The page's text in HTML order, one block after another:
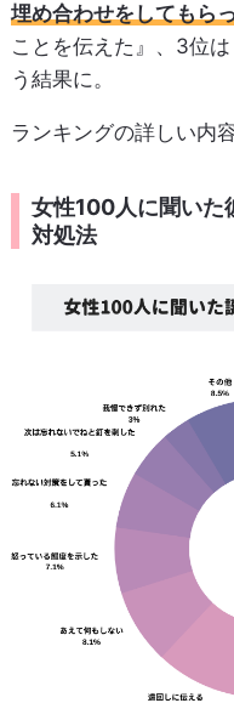
埋め合わせをしてもら
ことを伝えた』、3位
う結果に。
ランキングの詳しい内
女性100人に聞いた
対処法